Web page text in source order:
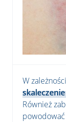
W
Również